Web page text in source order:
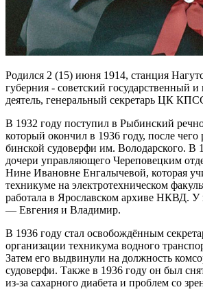
Родился 2 (15) июня 1914, станция
губерния - советский государственный
деятель, генеральный секретарь ЦК
В 1932 году поступил в Рыбинский
который окончил в 1936 году, после
бинской судоверфи им. Володарского. В
дочери управляющего Череповецким
Нине Ивановне Енгалычевой, которая
техникуме на электротехническом
работала в Ярославском архиве НКВД. У
— Евгения и Владимир.
В 1936 году стал освобождённым
организации техникума водного
Затем его выдвинули на должность
судоверфи. Также в 1936 году он был
из-за сахарного диабета и проблем со